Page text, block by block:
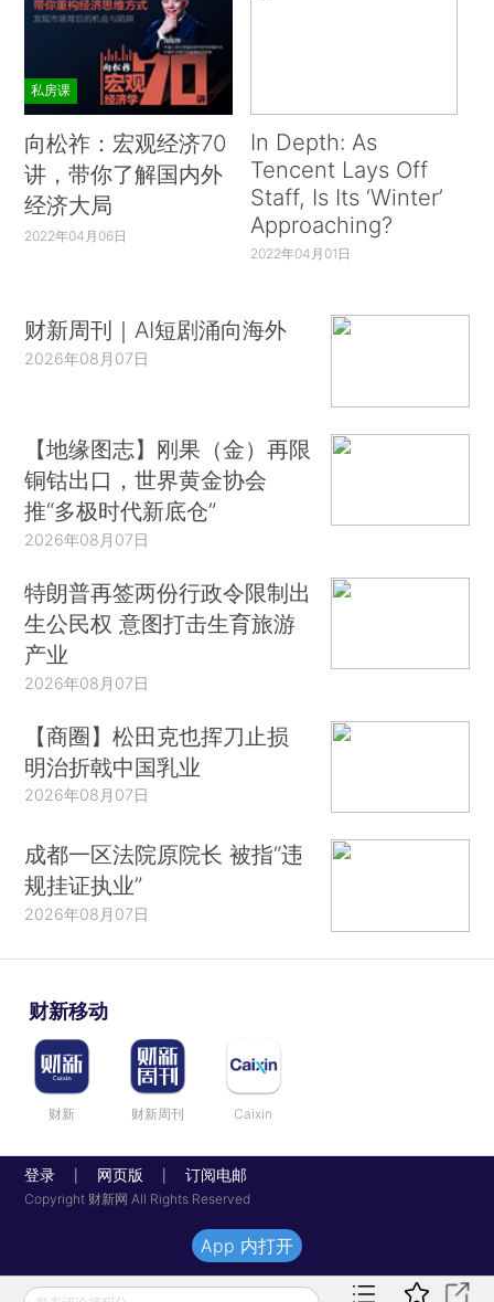
私房课
向松祚：宏观经济70
讲，带你了解国内外
经济大局
2022年04月06日
In Depth: As
Tencent Lays Off
Staff, Is Its ‘Winter’
Approaching?
2022年04月01日
财新周刊｜AI短剧涌向海外
2026年08月07日
【地缘图志】刚果（金）再限
铜钴出口，世界黄金协会
推“多极时代新底仓”
2026年08月07日
特朗普再签两份行政令限制出
生公民权 意图打击生育旅游
产业
2026年08月07日
【商圈】松田克也挥刀止损
明治折戟中国乳业
2026年08月07日
成都一区法院原院长 被指“违
规挂证执业”
2026年08月07日
财新移动
财新 财新周刊 Caixin
登录 网页版 订阅电邮
Copyright 财新网 All Rights Reserved
App 内打开